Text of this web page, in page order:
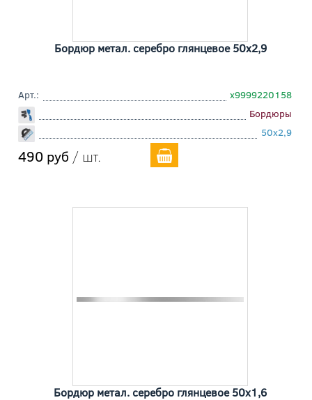
Бордюр метал. серебро глянцевое 50x2,9
Арт.:
х9999220158
Бордюры
50x2,9
490 руб / шт.
Бордюр метал. серебро глянцевое 50x1,6